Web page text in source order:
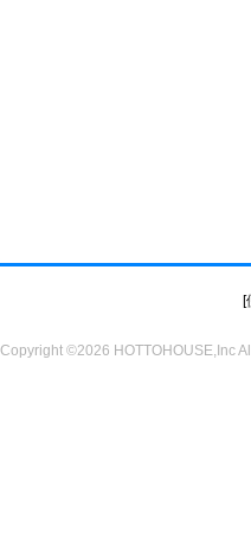
Copyright ©2026 HOTTOHOUSE,Inc